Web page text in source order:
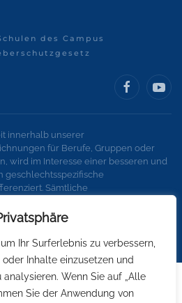
Ihr Surferlebnis zu verbessern,
Inhalte einzusetzen und
Wenn Sie auf „Alle
Sie der Anwendung von
des Campus
innerhalb unserer
für Berufe, Gruppen oder
wird im Interesse einer besseren und
geschlechtsspezifische
Sämtliche